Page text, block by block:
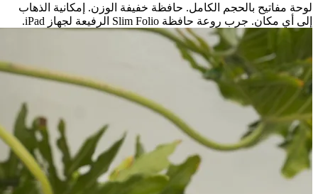
لوحة مفاتيح بالحجم الكامل. حافظة خفيفة الوزن. إمكانية الذهاب
إلى أي مكان. جرب روعة حافظة Slim Folio الرفيعة لجهاز iPad.